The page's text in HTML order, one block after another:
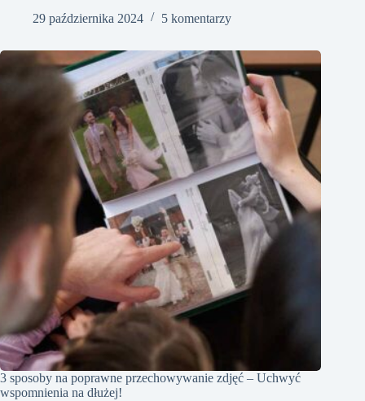
29 października 2024
5 komentarzy
3 sposoby na poprawne przechowywanie zdjęć – Uchwyć
wspomnienia na dłużej!